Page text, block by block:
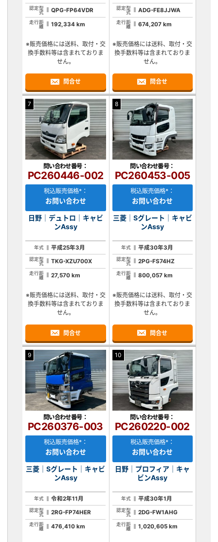
認定型
式
QPG-FP64VDR
走行距
離
192,334 km
※販売価格には送料、取付・交
換手数料等は含まれておりま
せん。
問合せ
認定型
式
ADG-FE8JJWA
走行距
離
674,207 km
※販売価格には送料、取付・交
換手数料等は含まれておりま
せん。
問合せ
7
問い合わせ番号：
PC260446-002
税込販売価格*：
お問い合わせ
日野｜デュトロ｜キャビ
ンAssy
年式 平成25年3月
認定型
式
TKG-XZU700X
走行距
離
27,570 km
※販売価格には送料、取付・交
換手数料等は含まれておりま
せん。
問合せ
8
問い合わせ番号：
PC260453-005
税込販売価格*：
お問い合わせ
三菱｜Sグレート｜キャビ
ンAssy
年式 平成30年3月
認定型
式
2PG-FS74HZ
走行距
離
800,057 km
※販売価格には送料、取付・交
換手数料等は含まれておりま
せん。
問合せ
9
問い合わせ番号：
PC260376-003
税込販売価格*：
お問い合わせ
三菱｜Sグレート｜キャビ
ンAssy
年式 令和2年11月
認定型
式
2RG-FP74HER
走行距
離
476,410 km
10
問い合わせ番号：
PC260220-002
税込販売価格*：
お問い合わせ
日野｜プロフィア｜キャ
ビンAssy
年式 平成30年1月
認定型
式
2DG-FW1AHG
走行距
離
1,020,605 km